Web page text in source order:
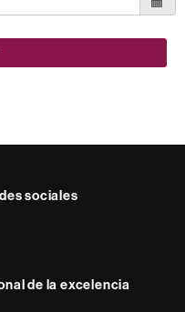
sociales
de la excelencia